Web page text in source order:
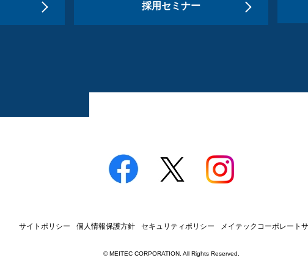
採用セミナー
サイトポリシー 個人情報保護方針 セキュリティポリシー メイテックコーポレート
© MEITEC CORPORATION. All Rights Reserved.